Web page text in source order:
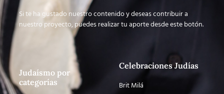
Si te ha gustado nuestro contenido y deseas contribuir a
nuestro proyecto, puedes realizar tu aporte desde este botón.
Judaísmo por
categorías
Celebraciones Judías
Brit Milá